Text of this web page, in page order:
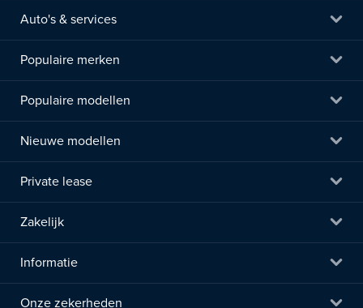
Auto's & services
Populaire merken
Populaire modellen
Nieuwe modellen
Private lease
Zakelijk
Informatie
Onze zekerheden